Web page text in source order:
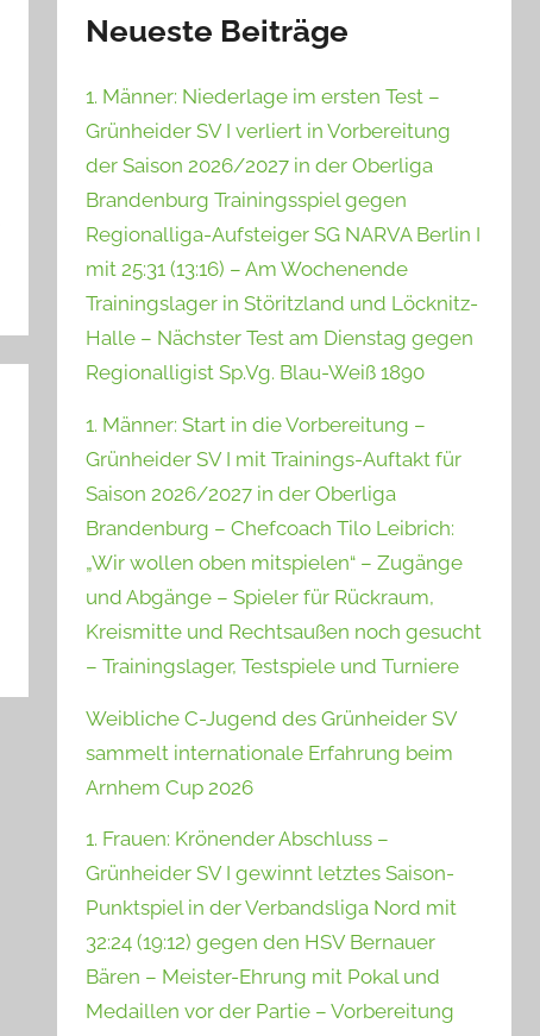
Neueste Beiträge
1. Männer: Niederlage im ersten Test –
Grünheider SV I verliert in Vorbereitung
der Saison 2026/2027 in der Oberliga
Brandenburg Trainingsspiel gegen
Regionalliga-Aufsteiger SG NARVA Berlin I
mit 25:31 (13:16) – Am Wochenende
Trainingslager in Störitzland und Löcknitz-
Halle – Nächster Test am Dienstag gegen
Regionalligist Sp.Vg. Blau-Weiß 1890
1. Männer: Start in die Vorbereitung –
Grünheider SV I mit Trainings-Auftakt für
Saison 2026/2027 in der Oberliga
Brandenburg – Chefcoach Tilo Leibrich:
„Wir wollen oben mitspielen“ – Zugänge
und Abgänge – Spieler für Rückraum,
Kreismitte und Rechtsaußen noch gesucht
– Trainingslager, Testspiele und Turniere
Weibliche C-Jugend des Grünheider SV
sammelt internationale Erfahrung beim
Arnhem Cup 2026
1. Frauen: Krönender Abschluss –
Grünheider SV I gewinnt letztes Saison-
Punktspiel in der Verbandsliga Nord mit
32:24 (19:12) gegen den HSV Bernauer
Bären – Meister-Ehrung mit Pokal und
Medaillen vor der Partie – Vorbereitung